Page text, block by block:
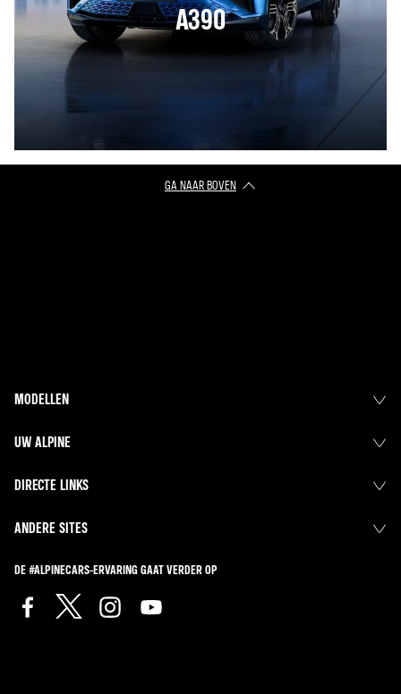
A390
GA NAAR BOVEN
MODELLEN
UW ALPINE
DIRECTE LINKS
ANDERE SITES
DE #ALPINECARS-ERVARING GAAT VERDER OP